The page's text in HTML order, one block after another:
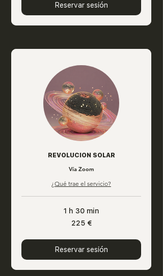
Reservar sesión
REVOLUCION SOLAR
Vía Zoom
¿Qué trae el servicio?
1 h 30 min
225 €
Reservar sesión